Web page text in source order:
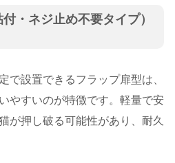
・ネジ止め不要タイプ）
で設置できるフラップ扉型は、
やすいのが特徴です。軽量で安
が押し破る可能性があり、耐久